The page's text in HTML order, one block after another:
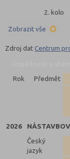
2. kolo
Zobrazit vše
Zdroj datCentrum
Rok
Předmět
2026
Český
jazyk